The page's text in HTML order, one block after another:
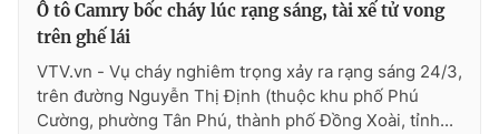
Ðiện thoại Thời báo VTV:024.66 897 897
Email:toasoan@vtv.vn
Liên hệ quảng cáo:024-7300.7108
Ô tô Camry bốc cháy lúc rạng sáng, tài xế tử vong
trên ghế lái
VTV.vn - Vụ cháy nghiêm trọng xảy ra rạng sáng 24/3,
trên đường Nguyễn Thị Định (thuộc khu phố Phú
Cường, phường Tân Phú, thành phố Đồng Xoài, tỉnh...